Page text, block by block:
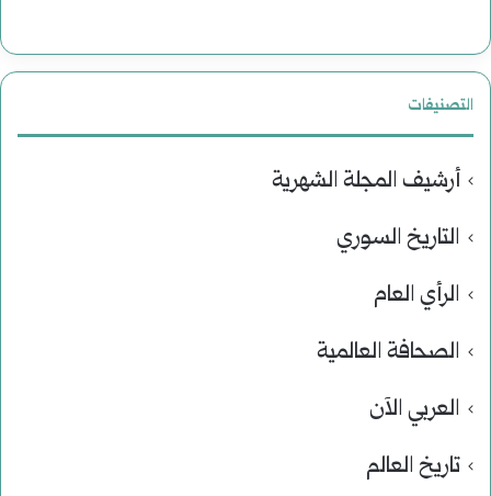
التصنيفات
أرشيف المجلة الشهرية
التاريخ السوري
الرأي العام
الصحافة العالمية
العربي الآن
تاريخ العالم